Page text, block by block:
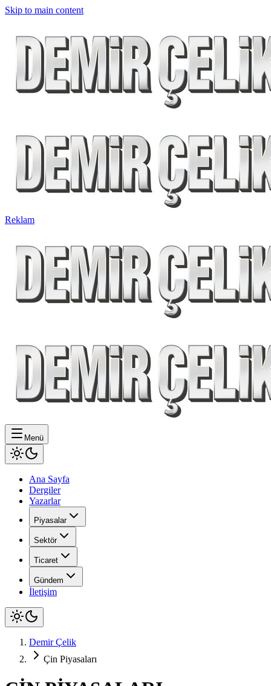
Skip to main content
Reklam
Menü
Ana Sayfa
Dergiler
Yazarlar
Piyasalar
Sektör
Ticaret
Gündem
İletişim
Demir Çelik
Çin Piyasaları